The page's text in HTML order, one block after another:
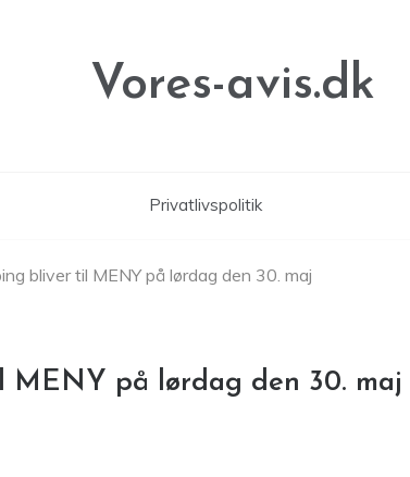
Vores-avis.dk
Privatlivspolitik
bliver til MENY på lørdag den 30. maj
MENY på lørdag den 30. maj